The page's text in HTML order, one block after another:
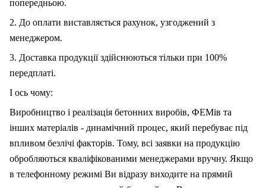
попередньою.
2. До оплати виставляється рахунок, узгоджений з
менеджером.
3. Доставка продукції здійснюються тільки при 100%
передплаті.
І ось чому:
Виробництво і реалізація бетонних виробів, ФЕМів та
інших матеріалів - динамічний процес, який перебуває під
впливом безлічі факторів. Тому, всі заявки на продукцію
обробляються кваліфікованими менеджерами вручну. Якщо
в телефонному режимі Ви відразу виходите на прямий